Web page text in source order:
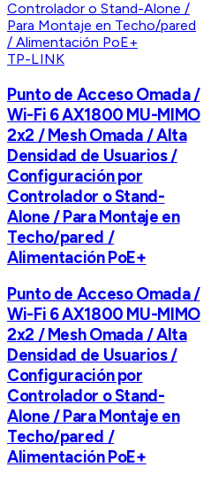
TP-LINK
Punto de Acceso Omada /
Wi-Fi 6 AX1800 MU-MIMO
2x2 / Mesh Omada / Alta
Densidad de Usuarios /
Configuración por
Controlador o Stand-
Alone / Para Montaje en
Techo/pared /
Alimentación PoE+
Punto de Acceso Omada /
Wi-Fi 6 AX1800 MU-MIMO
2x2 / Mesh Omada / Alta
Densidad de Usuarios /
Configuración por
Controlador o Stand-
Alone / Para Montaje en
Techo/pared /
Alimentación PoE+